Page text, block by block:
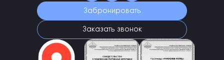
Забронировать
Заказать звонок